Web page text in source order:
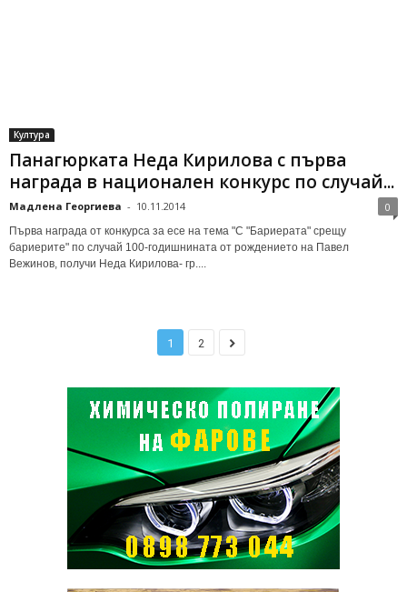
Култура
Панагюрката Неда Кирилова с първа
награда в национален конкурс по случай...
Мадлена Георгиева - 10.11.2014 0
Първа награда от конкурса за есе на тема "С "Бариерата" срещу
бариерите" по случай 100-годишнината от рождението на Павел
Вежинов, получи Неда Кирилова- гр....
1 2